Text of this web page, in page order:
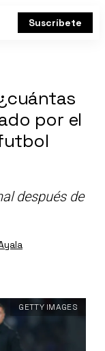
Suscríbete
por el
después de
GETTY IMAGES